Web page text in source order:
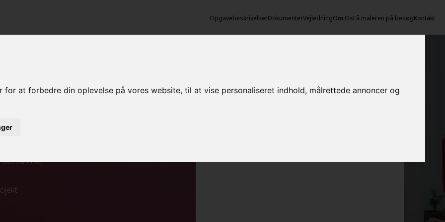
at forbedre din oplevelse på vores website, til at vise personaliseret indhold, målrettede annoncer og
OpgavebeskrivelserDokumenterVejledningOm OsFå maleren på besøgKontakt
Ø
det samme